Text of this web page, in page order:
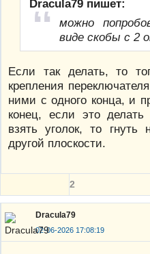
Dracula79 пишет:
можно
виде скобы с 2
Если так делать, то
крепления
ними с одного конца, и
конец, если это
взять уголок, то
другой плоскости.
2
Dracula79
02-06-2026 17:08:19